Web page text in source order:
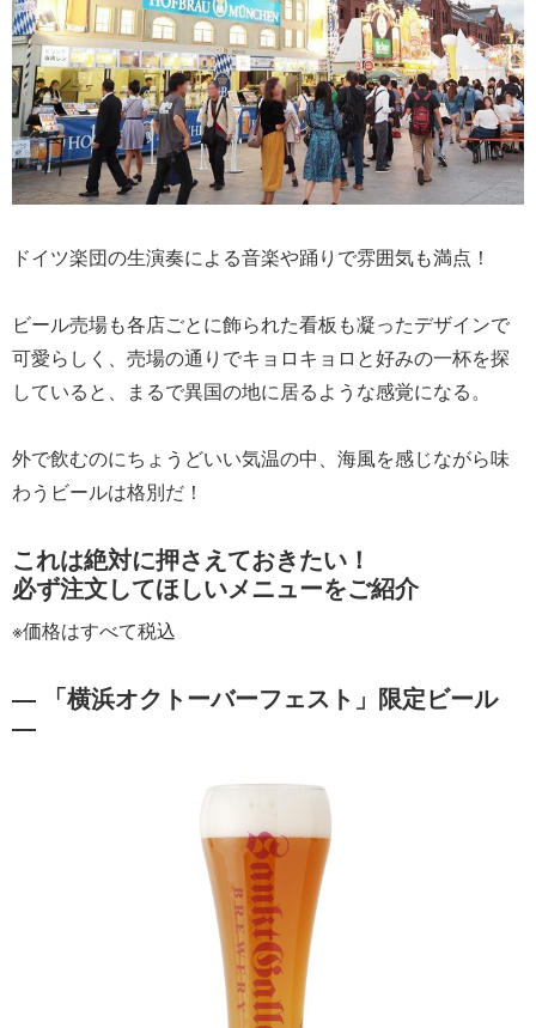
ドイツ楽団の生演奏による音楽や踊りで雰囲気も満点！
ビール売場も各店ごとに飾られた看板も凝ったデザインで
可愛らしく、売場の通りでキョロキョロと好みの一杯を探
していると、まるで異国の地に居るような感覚になる。
外で飲むのにちょうどいい気温の中、海風を感じながら味
わうビールは格別だ！
これは絶対に押さえておきたい！
必ず注文してほしいメニューをご紹介
※価格はすべて税込
― 「横浜オクトーバーフェスト」限定ビール
―